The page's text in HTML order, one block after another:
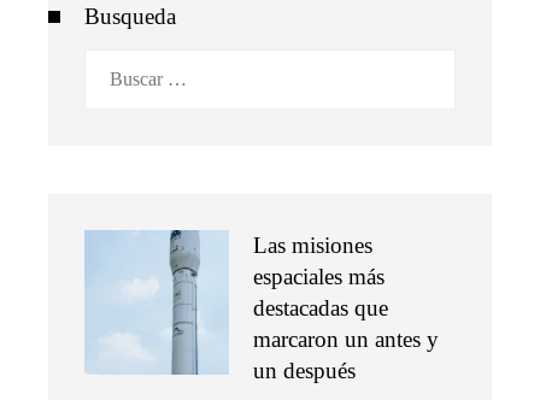
Busqueda
Las misiones
espaciales más
destacadas que
marcaron un antes y
un después